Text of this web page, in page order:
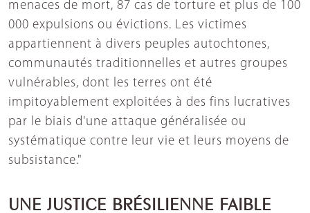
menaces de mort, 87 cas de torture et plus de 100
000 expulsions ou évictions. Les victimes
appartiennent à divers peuples autochtones,
communautés traditionnelles et autres groupes
vulnérables, dont les terres ont été
impitoyablement exploitées à des fins lucratives
par le biais d'une attaque généralisée ou
systématique contre leur vie et leurs moyens de
subsistance."
UNE JUSTICE BRÉSILIENNE FAIBLE